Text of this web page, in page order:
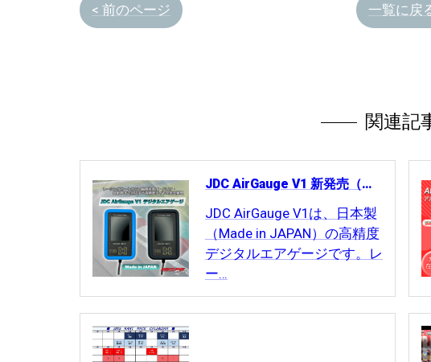
< 前のページ 一覧に戻
関連記
JDC AirGauge V1 新発売（日本製デジタルエアゲージ）
JDC AirGauge V1は、日本製
（Made in JAPAN）の高精度
デジタルエアゲージです。レ
ー…